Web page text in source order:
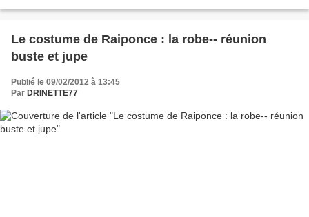
Le costume de Raiponce : la robe-- réunion
buste et jupe
Publié le 09/02/2012 à 13:45
Par DRINETTE77